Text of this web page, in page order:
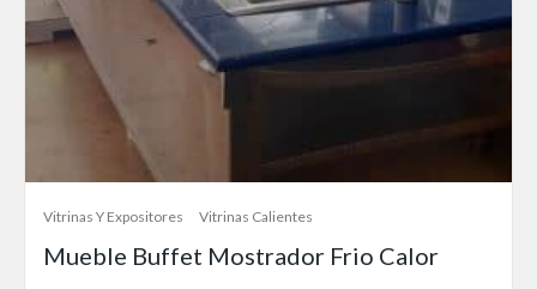
Vitrinas Y Expositores Vitrinas Calientes
Mueble Buffet Mostrador Frio Calor